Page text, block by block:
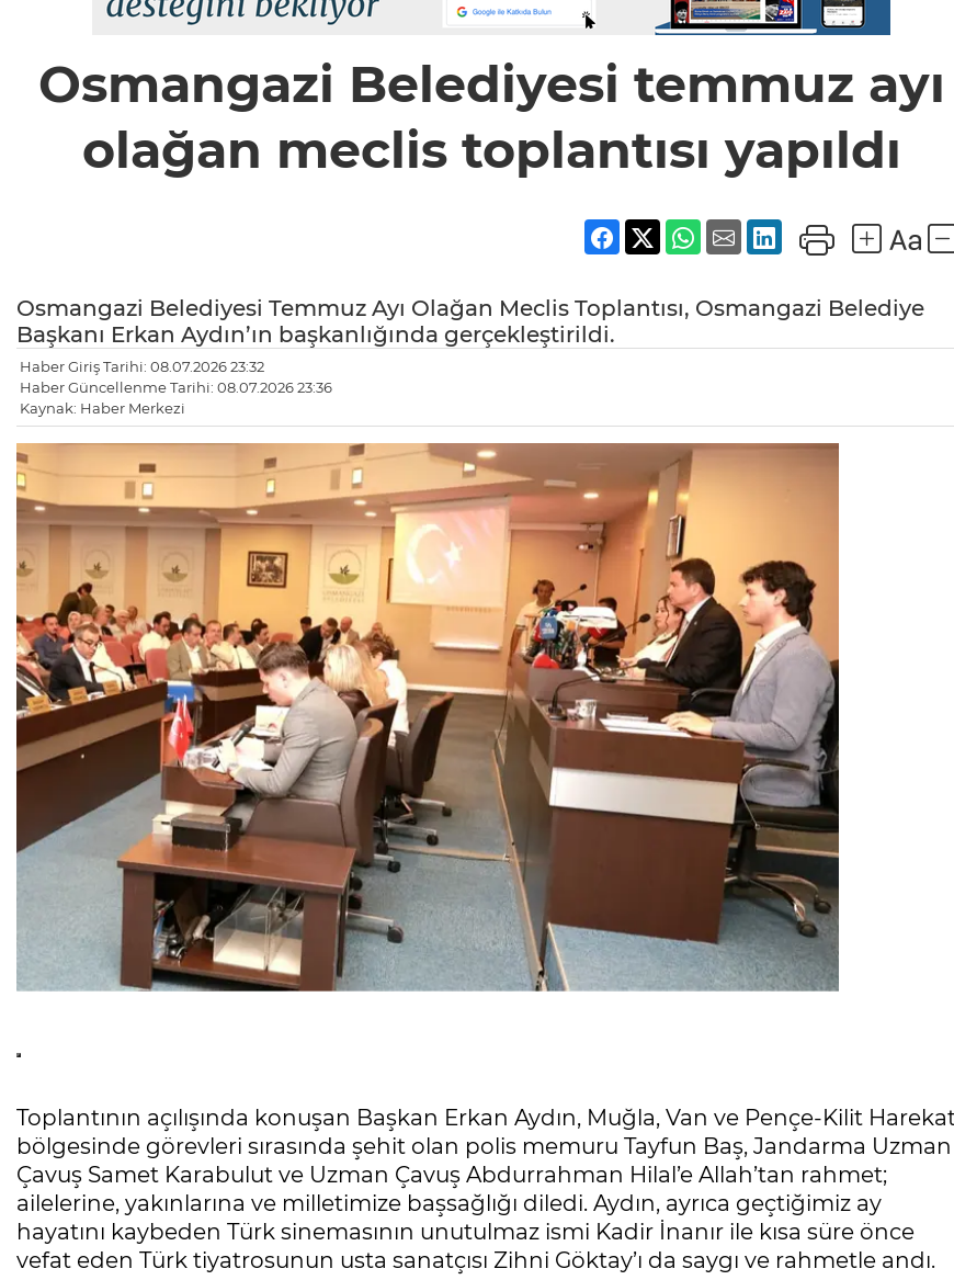
Osmangazi Belediyesi temmuz ayı
olağan meclis toplantısı yapıldı
Osmangazi Belediyesi Temmuz Ayı Olağan Meclis Toplantısı, Osmangazi Belediye
Başkanı Erkan Aydın’ın başkanlığında gerçekleştirildi.
Haber Giriş Tarihi: 08.07.2026 23:32
Haber Güncellenme Tarihi: 08.07.2026 23:36
Kaynak: Haber Merkezi
Toplantının açılışında konuşan Başkan Erkan Aydın, Muğla, Van ve Pençe-Kilit
bölgesinde görevleri sırasında şehit olan polis memuru Tayfun Baş, Jandarma Uzman
Çavuş Samet Karabulut ve Uzman Çavuş Abdurrahman Hilal’e Allah’tan rahmet;
ailelerine, yakınlarına ve milletimize başsağlığı diledi. Aydın, ayrıca geçtiğimiz ay
hayatını kaybeden Türk sinemasının unutulmaz ismi Kadir İnanır ile kısa süre önce
vefat eden Türk tiyatrosunun usta sanatçısı Zihni Göktay’ı da saygı ve rahmetle andı.